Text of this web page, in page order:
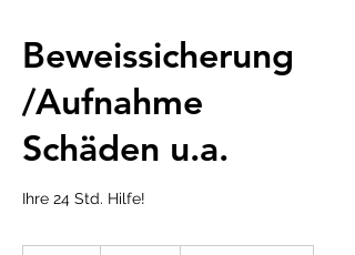
Beweissicherung
/Aufnahme
Schäden u.a.
Ihre 24 Std. Hilfe!